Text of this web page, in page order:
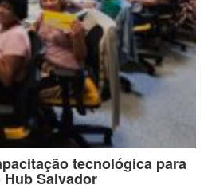
tecnológica para
Salvador